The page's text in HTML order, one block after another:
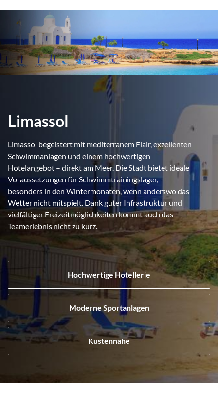
Limassol
Limassol begeistert mit mediterranem Flair, exzellenten
Schwimmanlagen und einem hochwertigen
Hotelangebot – direkt am Meer. Die Stadt bietet ideale
Voraussetzungen für Schwimmtrainingslager,
besonders in den Wintermonaten, wenn anderswo das
Wetter nicht mitspielt. Dank guter Infrastruktur und
vielfältiger Freizeitmöglichkeiten kommt auch das
Teamerlebnis nicht zu kurz.
Hochwertige Hotellerie
Moderne Sportanlagen
Küstennähe